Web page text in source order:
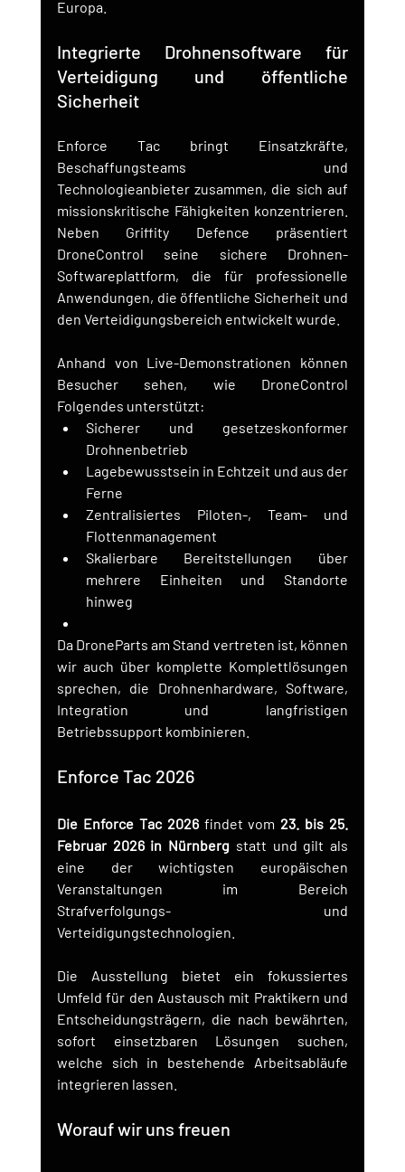
Europa.
Integrierte Drohnensoftware für
Verteidigung und öffentliche
Sicherheit
Enforce Tac bringt Einsatzkräfte,
Beschaffungsteams und
Technologieanbieter zusammen, die sich auf
missionskritische Fähigkeiten konzentrieren.
Neben Griffity Defence präsentiert
DroneControl seine sichere Drohnen-
Softwareplattform, die für professionelle
Anwendungen, die öffentliche Sicherheit und
den Verteidigungsbereich entwickelt wurde.
Anhand von Live-Demonstrationen können
Besucher sehen, wie DroneControl
Folgendes unterstützt:
Sicherer und gesetzeskonformer
Drohnenbetrieb
Lagebewusstsein in Echtzeit und aus der
Ferne
Zentralisiertes Piloten-, Team- und
Flottenmanagement
Skalierbare Bereitstellungen über
mehrere Einheiten und Standorte
hinweg
Da DroneParts am Stand vertreten ist, können
wir auch über komplette Komplettlösungen
sprechen, die Drohnenhardware, Software,
Integration und langfristigen
Betriebssupport kombinieren.
Enforce Tac 2026
Die Enforce Tac 2026 findet vom 23. bis 25.
Februar 2026 in Nürnberg statt und gilt als
eine der wichtigsten europäischen
Veranstaltungen im Bereich
Strafverfolgungs- und
Verteidigungstechnologien.
Die Ausstellung bietet ein fokussiertes
Umfeld für den Austausch mit Praktikern und
Entscheidungsträgern, die nach bewährten,
sofort einsetzbaren Lösungen suchen,
welche sich in bestehende Arbeitsabläufe
integrieren lassen.
Worauf wir uns freuen